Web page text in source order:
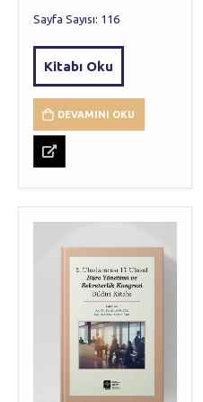
Sayfa Sayısı: 116
Kitabı Oku
DEVAMINI OKU